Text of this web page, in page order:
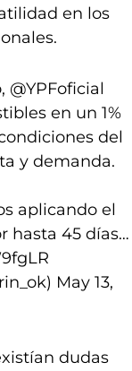
en los
@YPFoficial
en un 1%
del
y demanda.
aplicando el
hasta 45 días…
May 13,
dudas